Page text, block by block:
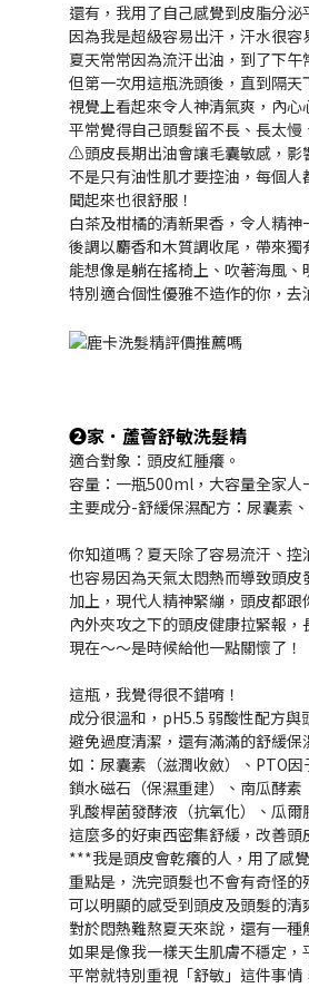
還有，我用了自己感覺到皮脂分泌
因為我是超級容易出汗，汗水很
夏天常常因為流汗出油，到了下午
但第一次用這瓶洗頭後，直到隔
視覺上看起來令人神清氣爽，內
平常覺得自己頭髮留不長、長太慢
⚠頭皮長期出油會讓毛囊敏感，影
不是只有油性肌才要控油，每個人
聞起來也很舒服！
白茶及柑橘的清新果香，令人精
後調以麝香和木質調收尾，帶來獨
能想像是躺在搖椅上、吹著海風
特別適合個性優雅不造作的你，
❷家．蘆薈舒敏洗髮精
適合對象：頭皮紅腫癢。
容量：一瓶500ml，大容量全家人
主要成分-舒緩保濕配方：尿囊素
你知道嗎？夏天除了容易流汗、控
也容易因為天氣太悶熱而導致頭皮
加上，現代人精神緊繃，頭皮都
內外夾攻之下的頭皮健康拉緊報
現在～～是時候給他一點關懷了！
這瓶，我覺得很不錯唷！
成分很溫和，pH5.5 弱酸性配方與
避免過度清潔，還有滿滿的舒緩保
如：尿囊素（滋潤收斂）、PTO因
鎖水磁石（保濕重建）、南瓜酵素
乳酸桿菌發酵液（抗氧化）、瓜
這麼多的好東西密集舒緩，改善頭
***我是頭皮會乾癢的人，用了感
重點是，洗完頭髮也不會有奇怪的
可以明顯的感受到頭皮及頭髮的清
對於悶熱難熬夏天來說，還有一種
如果是像我一樣天生肌膚不穩定
平常就特別重視「舒敏」這件事